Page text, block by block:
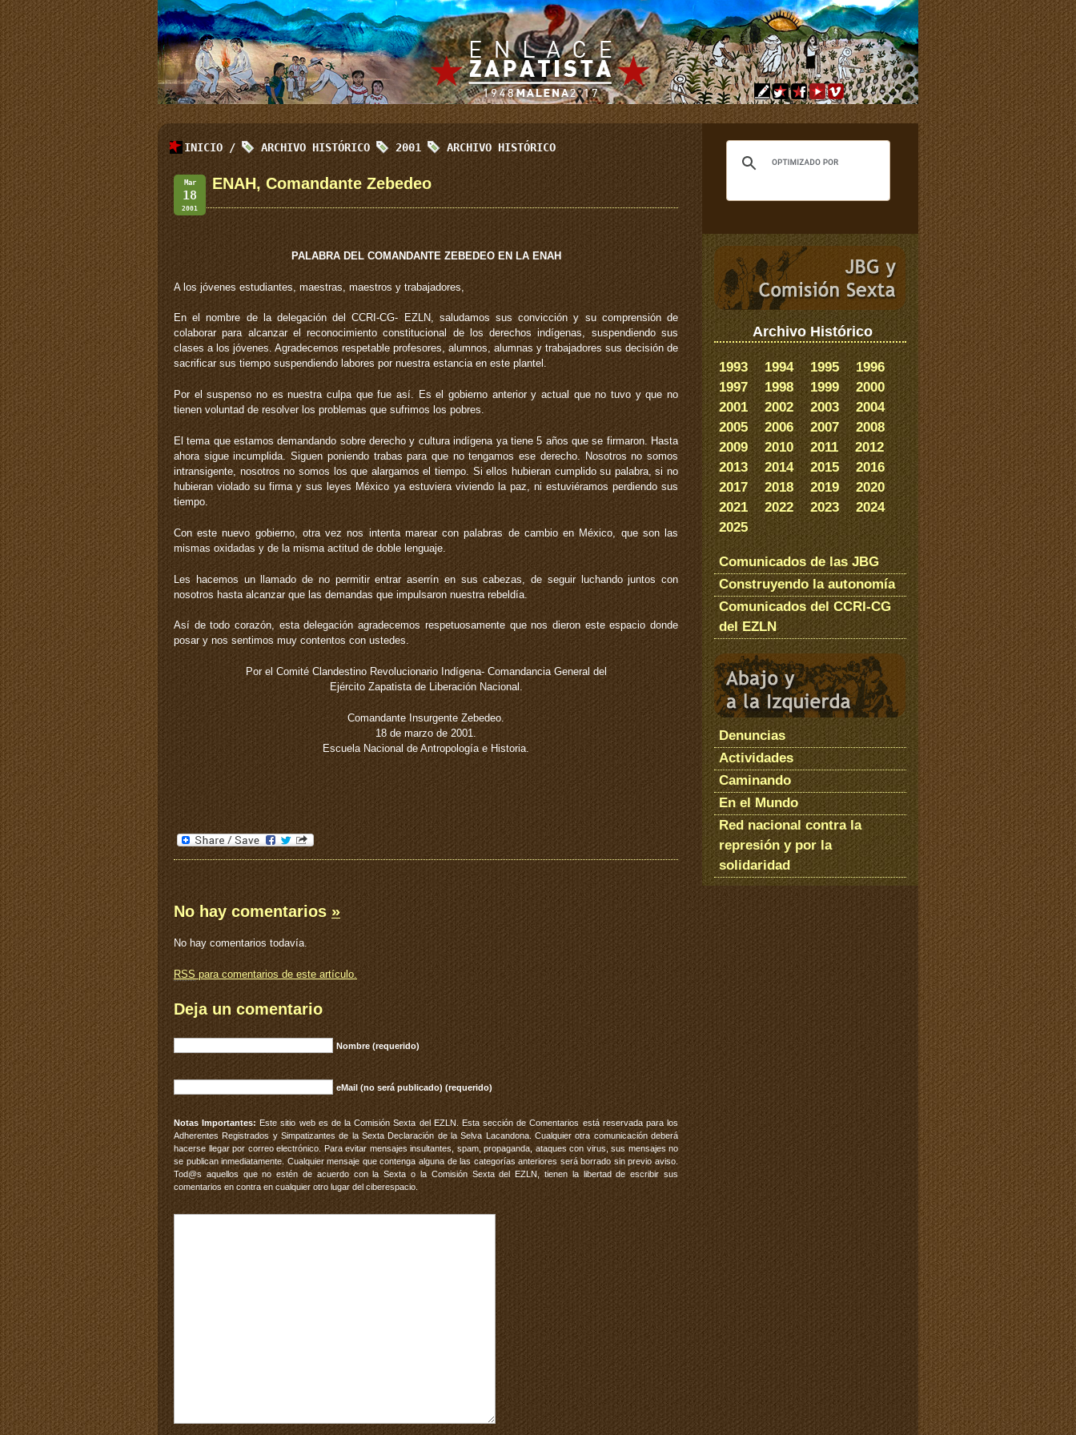
INICIO / ARCHIVO HISTÓRICO 2001 ARCHIVO HISTÓRICO
Mar
18
2001
ENAH, Comandante Zebedeo
PALABRA DEL COMANDANTE ZEBEDEO EN LA ENAH
A los jóvenes estudiantes, maestras, maestros y trabajadores,
En el nombre de la delegación del CCRI-CG- EZLN, saludamos sus convicción y su comprensión de
colaborar para alcanzar el reconocimiento constitucional de los derechos indígenas, suspendiendo sus
clases a los jóvenes. Agradecemos respetable profesores, alumnos, alumnas y trabajadores sus decisión de
sacrificar sus tiempo suspendiendo labores por nuestra estancia en este plantel.
Por el suspenso no es nuestra culpa que fue así. Es el gobierno anterior y actual que no tuvo y que no
tienen voluntad de resolver los problemas que sufrimos los pobres.
El tema que estamos demandando sobre derecho y cultura indígena ya tiene 5 años que se firmaron. Hasta
ahora sigue incumplida. Siguen poniendo trabas para que no tengamos ese derecho. Nosotros no somos
intransigente, nosotros no somos los que alargamos el tiempo. Si ellos hubieran cumplido su palabra, si no
hubieran violado su firma y sus leyes México ya estuviera viviendo la paz, ni estuviéramos perdiendo sus
tiempo.
Con este nuevo gobierno, otra vez nos intenta marear con palabras de cambio en México, que son las
mismas oxidadas y de la misma actitud de doble lenguaje.
Les hacemos un llamado de no permitir entrar aserrín en sus cabezas, de seguir luchando juntos con
nosotros hasta alcanzar que las demandas que impulsaron nuestra rebeldía.
Así de todo corazón, esta delegación agradecemos respetuosamente que nos dieron este espacio donde
posar y nos sentimos muy contentos con ustedes.
Por el Comité Clandestino Revolucionario Indígena- Comandancia General del
Ejército Zapatista de Liberación Nacional.
Comandante Insurgente Zebedeo.
18 de marzo de 2001.
Escuela Nacional de Antropología e Historia.
No hay comentarios »
No hay comentarios todavía.
RSS para comentarios de este artículo.
Deja un comentario
Nombre (requerido)
eMail (no será publicado) (requerido)
Notas Importantes:Este sitio web es de la Comisión Sexta del EZLN. Esta sección de Comentarios está reservada para los
Adherentes Registrados y Simpatizantes de la Sexta Declaración de la Selva Lacandona. Cualquier otra comunicación deberá
hacerse llegar por correo electrónico. Para evitar mensajes insultantes, spam, propaganda, ataques con virus, sus mensajes no
se publican inmediatamente. Cualquier mensaje que contenga alguna de las categorías anteriores será borrado sin previo aviso.
Tod@s aquellos que no estén de acuerdo con la Sexta o la Comisión Sexta del EZLN, tienen la libertad de escribir sus
comentarios en contra en cualquier otro lugar del ciberespacio.
Archivo Histórico
1993 1994 1995
1996
1997
1998 1999
2000
2001
2002 2003
2004
2005
2006 2007
2008
2009
2010 2011
2012
2013
2014 2015
2016
2017
2018 2019
2020
2021
2022 2023
2024
2025
Comunicados de las JBG
Construyendo la autonomía
Comunicados del CCRI-CG
del EZLN
Denuncias
Actividades
Caminando
En el Mundo
Red nacional contra la
represión y por la
solidaridad